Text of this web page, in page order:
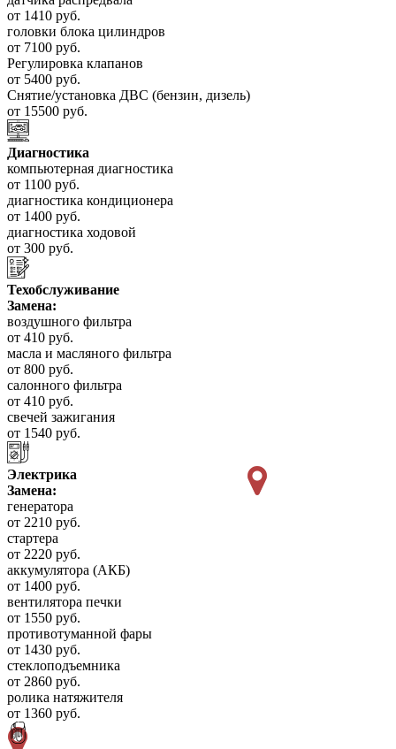
от 1410 руб.
головки блока цилиндров
от 7100 руб.
Регулировка клапанов
от 5400 руб.
Снятие/установка ДВС (бензин, дизель)
от 15500 руб.
Диагностика
компьютерная диагностика
от 1100 руб.
диагностика кондиционера
от 1400 руб.
диагностика ходовой
от 300 руб.
Техобслуживание
Замена:
воздушного фильтра
от 410 руб.
масла и масляного фильтра
от 800 руб.
салонного фильтра
от 410 руб.
свечей зажигания
от 1540 руб.
Электрика
Замена:
генератора
от 2210 руб.
стартера
от 2220 руб.
аккумулятора (АКБ)
от 1400 руб.
вентилятора печки
от 1550 руб.
противотуманной фары
от 1430 руб.
стеклоподъемника
от 2860 руб.
ролика натяжителя
от 1360 руб.